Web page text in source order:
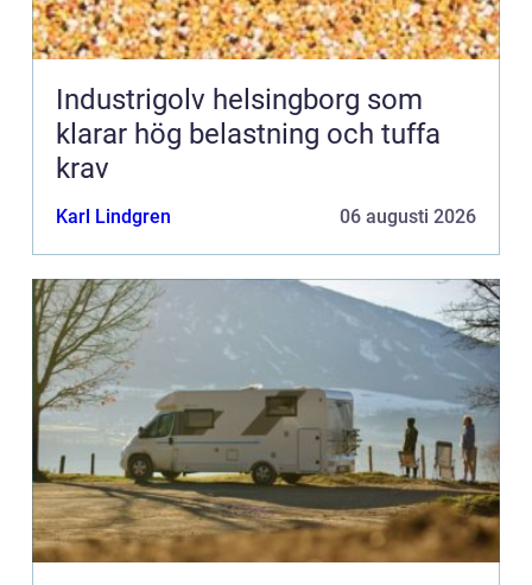
Industrigolv helsingborg som
klarar hög belastning och tuffa
krav
Karl Lindgren 06 augusti 2026